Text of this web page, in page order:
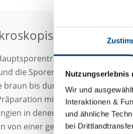
Nutzungserlebnis
Wir und
Interaktionen &
und ähnliche
bei
können dabei
die Sporenträger sind selten
braun bis dunkle grau gefärbt.
mit Baumwollblau.
in denen Merosporen
von einer gemeinsamen Hülle